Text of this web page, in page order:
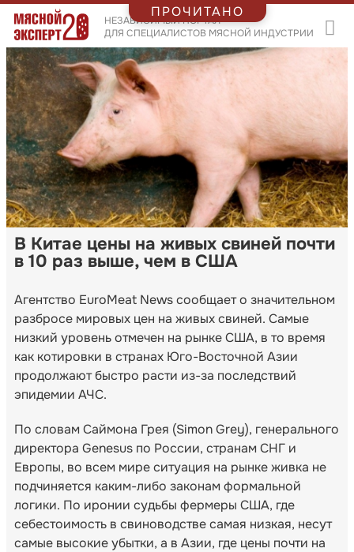
НЕЗАВИСИМЫЙ ПОРТАЛ
ДЛЯ СПЕЦИАЛИСТОВ МЯСНОЙ ИНДУСТРИИ
В Китае цены на живых свиней почти
в 10 раз выше, чем в США
Агентство EuroMeat News сообщает о значительном
разбросе мировых цен на живых свиней. Самые
низкий уровень отмечен на рынке США, в то время
как котировки в странах Юго-Восточной Азии
продолжают быстро расти из-за последствий
эпидемии АЧС.
По словам Саймона Грея (Simon Grey), генерального
директора Genesus по России, странам СНГ и
Европы, во всем мире ситуация на рынке живка не
подчиняется каким-либо законам формальной
логики. По иронии судьбы фермеры США, где
себестоимость в свиноводстве самая низкая, несут
самые высокие убытки, а в Азии, где цены почти на
ПРОЧИТАНО